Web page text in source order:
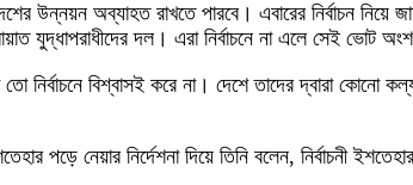
অব্যাহত রাখতে পারবে। এবারের নির্বাচন নিয়ে
যুদ্ধাপরাধীদের দল। এরা নির্বাচনে না এলে সেই ভোট
বিশ্বাসই করে না। দেশে তাদের দ্বারা কোনো
পড়ে নেয়ার নির্দেশনা দিয়ে তিনি বলেন, নির্বাচনী